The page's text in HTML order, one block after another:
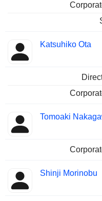
Katsuhiko Ota
Tomoaki
Shinji Morinobu